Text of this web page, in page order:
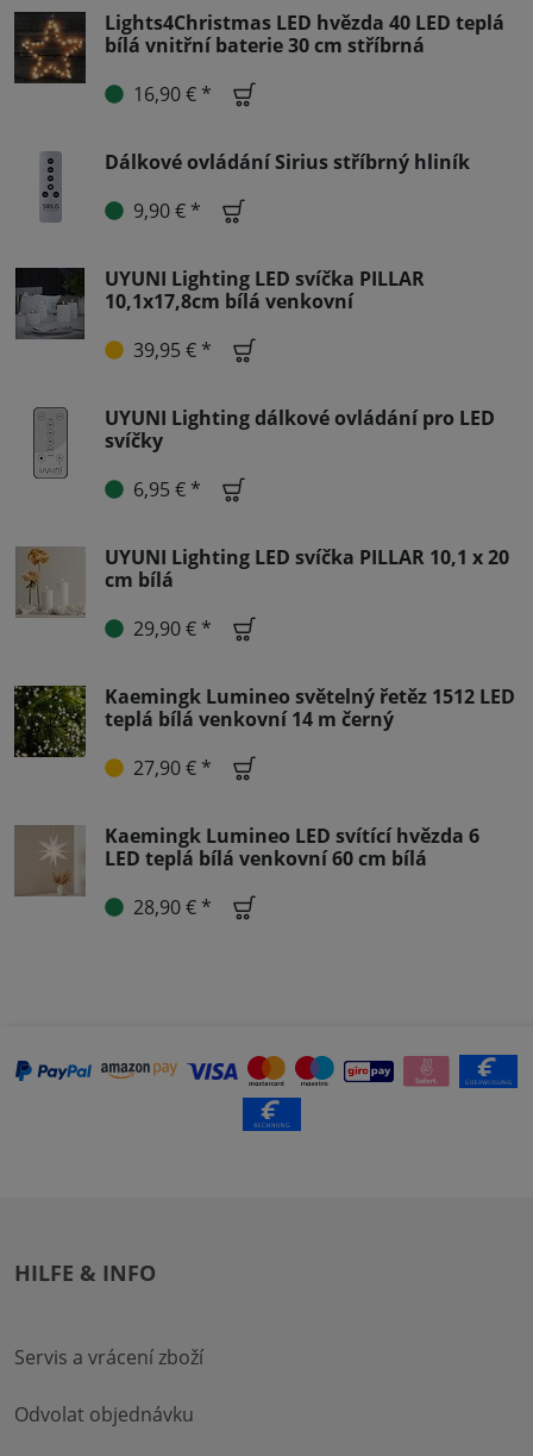
Lights4Christmas LED hvězda 40 LED teplá
bílá vnitřní baterie 30 cm stříbrná
16,90 € *
Dálkové ovládání Sirius stříbrný hliník
9,90 € *
UYUNI Lighting LED svíčka PILLAR
10,1x17,8cm bílá venkovní
39,95 € *
UYUNI Lighting dálkové ovládání pro LED
svíčky
6,95 € *
UYUNI Lighting LED svíčka PILLAR 10,1 x 20
cm bílá
29,90 € *
Kaemingk Lumineo světelný řetěz 1512 LED
teplá bílá venkovní 14 m černý
27,90 € *
Kaemingk Lumineo LED svítící hvězda 6
LED teplá bílá venkovní 60 cm bílá
28,90 € *
HILFE & INFO
Servis a vrácení zboží
Odvolat objednávku